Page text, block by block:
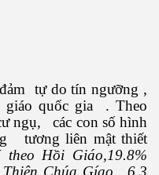
tự do tín ngưỡng ,
giáo quốc gia . Theo
ngụ, các con số hình
tương liên mật thiết
Hồi Giáo,19.8%
Chúa Gíao, 6.3